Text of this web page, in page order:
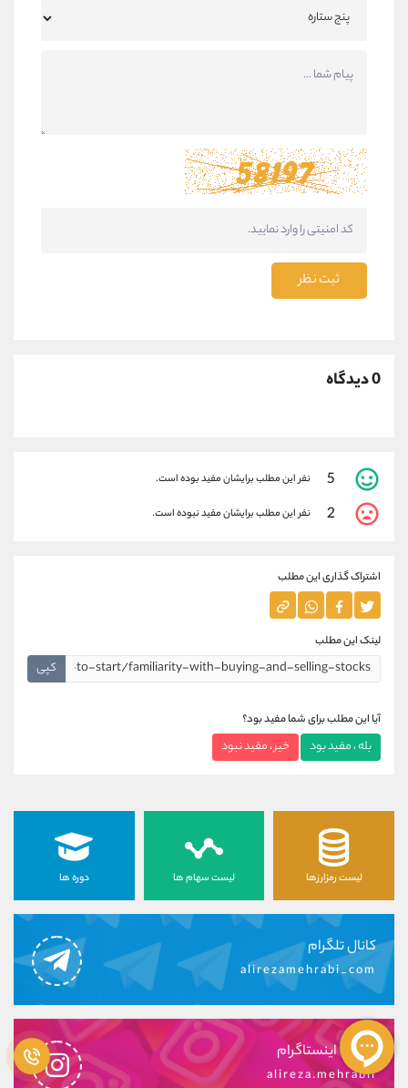
ثبت نظر
0 دیدگاه
5 نفر این مطلب برایشان مفید بوده است.
2 نفر این مطلب برایشان مفید نبوده است.
اشتراک گذاری این مطلب
لینک این مطلب
کپی
آیا این مطلب برای شما مفید بود؟
بله ، مفید بود خیر ، مفید نبود
لیست رمزارزها لیست سهام ها دوره ها
کانال تلگرام
alirezamehrabi_com
صفحه اینستاگرام
alireza.mehrabii